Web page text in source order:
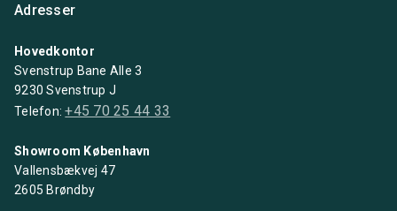
Adresser
Hovedkontor
Svenstrup Bane Alle 3
9230 Svenstrup J
Telefon:+45 70 25 44 33
Showroom København
Vallensbækvej 47
2605 Brøndby